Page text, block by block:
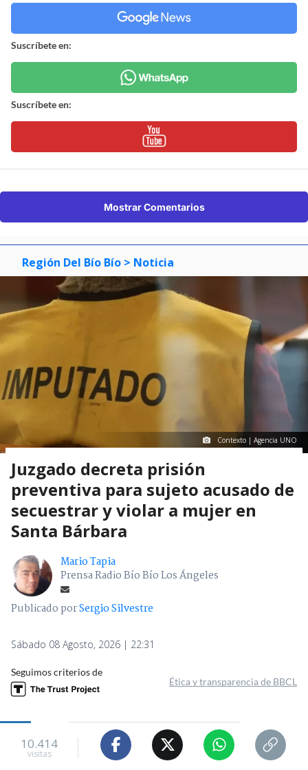
Suscríbete en:
Suscríbete en:
Mostrar Comentarios
Región Del Bío Bío > Noticia
Contexto | Agencia UNO
Juzgado decreta prisión
preventiva para sujeto acusado de
secuestrar y violar a mujer en
Santa Bárbara
Mario Tapia
Prensa Radio Bío Bío Los Ángeles
Publicado porSergio Silvestre
Sábado 08 Agosto, 2026 | 22:31
Seguimos criterios de
Ética y transparencia de BBCL
10.414
visitas